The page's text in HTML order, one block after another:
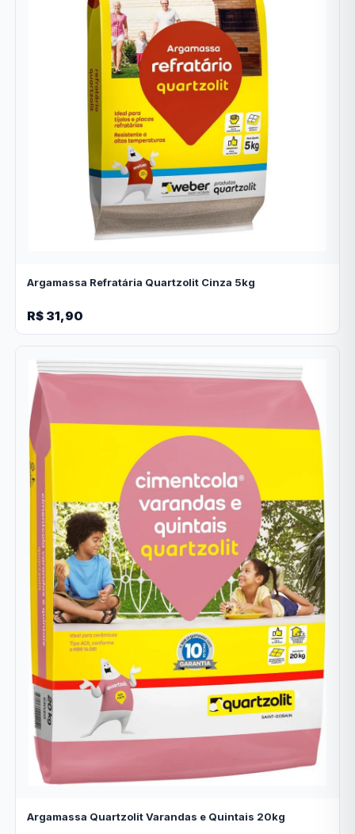
Argamassa Refratária Quartzolit Cinza 5kg
R$ 31,90
Argamassa Quartzolit Varandas e Quintais 20kg